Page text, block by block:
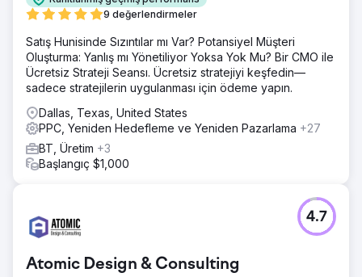
yapay zeka tabanlı potansiyel müşteri nitelendirme
Sonuç
9 ay içinde, pazarlama kaynaklı satış potansiyeli yeni
gelirin %12'sinden %47'sine yükseldi. Alıcı niyeti taşıyan
anahtar kelimelerden gelen organik arama trafiği %312
arttı ve en iyi 30 hedef anahtar kelimenin 23'ü Google'da
ilk sayfaya ulaştı. LinkedIn reklamlarının nitelikli potansiyel
müşteri başına maliyeti %44 düştü ve hesap tabanlı
pazarlama, belirlenen 80 hesaptan 31'ini aktif fırsata
nitelendirmesi sayesinde satış döngüleri 28 gün kısaldı.
9 değerlendirmeler
Satış Hunisinde Sızıntılar mı Var? Potansiyel Müşteri
Oluşturma: Yanlış mı Yönetiliyor Yoksa Yok Mu? Bir CMO ile
Ücretsiz Strateji Seansı. Ücretsiz stratejiyi keşfedin—
sadece stratejilerin uygulanması için ödeme yapın.
Dallas, Texas, United States
PPC, Yeniden Hedefleme ve Yeniden Pazarlama +27
BT, Üretim +3
Başlangıç $1,000
Atomic Design & Consulting
4.7